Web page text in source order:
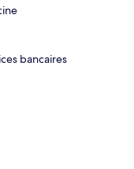
bancaires